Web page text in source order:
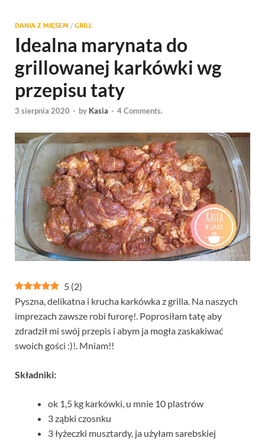
DANIA Z MIĘSEM / GRILL
Idealna marynata do
grillowanej karkówki wg
przepisu taty
3 sierpnia 2020 - by Kasia - 4 Comments.
5 (2)
Pyszna, delikatna i krucha karkówka z grilla. Na naszych
imprezach zawsze robi furorę!. Poprosiłam tatę aby
zdradził mi swój przepis i abym ja mogła zaskakiwać
swoich gości :)!. Mniam!!
Składniki:
ok 1,5 kg karkówki, u mnie 10 plastrów
3 ząbki czosnku
3 łyżeczki musztardy, ja użyłam sarebskiej